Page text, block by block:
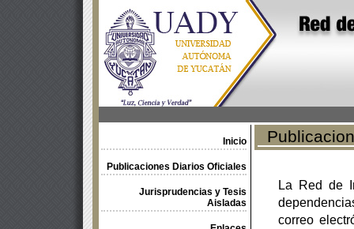
Inicio
Publicaciones Diarios Oficiales
Jurisprudencias y Tesis
Aisladas
La Red de
correo